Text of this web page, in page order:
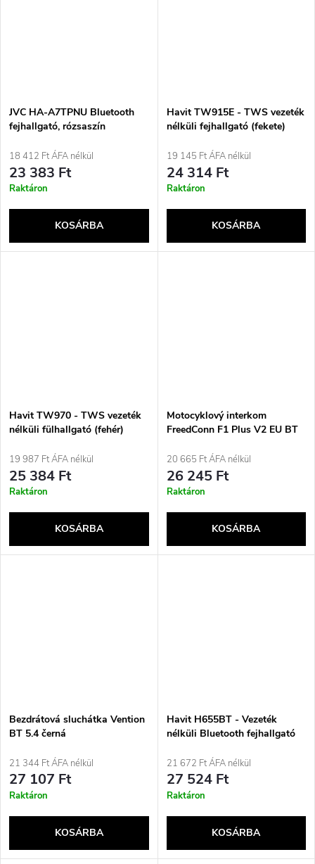
JVC HA-A7TPNU Bluetooth
fejhallgató, rózsaszín
18 412 Ft ÁFA nélkül
23 383 Ft
Raktáron
KOSÁRBA
Havit TW915E - TWS vezeték
nélküli fejhallgató (fekete)
19 145 Ft ÁFA nélkül
24 314 Ft
Raktáron
KOSÁRBA
Havit TW970 - TWS vezeték
nélküli fülhallgató (fehér)
19 987 Ft ÁFA nélkül
25 384 Ft
Raktáron
KOSÁRBA
Motocyklový interkom
FreedConn F1 Plus V2 EU BT
MLUVÍ POLSKY
20 665 Ft ÁFA nélkül
26 245 Ft
Raktáron
KOSÁRBA
Bezdrátová sluchátka Vention
BT 5.4 černá
21 344 Ft ÁFA nélkül
27 107 Ft
Raktáron
KOSÁRBA
Havit H655BT - Vezeték
nélküli Bluetooth fejhallgató
21 672 Ft ÁFA nélkül
27 524 Ft
Raktáron
KOSÁRBA